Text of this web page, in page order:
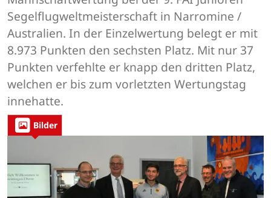
Segelflugweltmeisterschaft in Narromine /
Australien. In der Einzelwertung belegt er mit
8.973 Punkten den sechsten Platz. Mit nur 37
Punkten verfehlte er knapp den dritten Platz,
welchen er bis zum vorletzten Wertungstag
innehatte.
Bilder